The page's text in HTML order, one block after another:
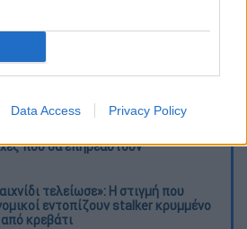
Data Access Privacy Policy
σκληρό, αρχίσαμε να
Συγκλονιστικές
για τον σεισμό των 7,6 Ρίχτερ
Μαρουσάκης: Επικίνδυνες οι
που θα επηρεαστούν
τελείωσε»: Η στιγμή που
εντοπίζουν stalker κρυμμένο
κρεβάτι